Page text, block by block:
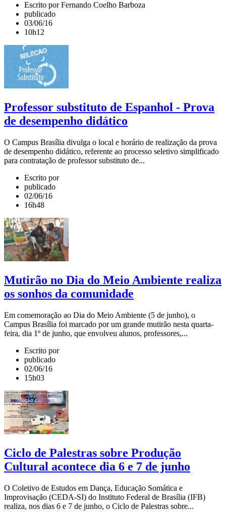
Escrito por Fernando Coelho Barboza
publicado
03/06/16
10h12
Professor substituto de Espanhol - Prova
de desempenho didático
O Campus Brasília divulga o local e horário de realização da prova
de desempenho didático, referente ao processo seletivo simplificado
para contratação de professor substituto de...
Escrito por
publicado
02/06/16
16h48
Mutirão no Dia do Meio Ambiente realiza
os sonhos da comunidade
Em comemoração ao Dia do Meio Ambiente (5 de junho), o
Campus Brasília foi marcado por um grande mutirão nesta quarta-
feira, dia 1º de junho, que envolveu alunos, professores,...
Escrito por
publicado
02/06/16
15h03
Ciclo de Palestras sobre Produção
Cultural acontece dia 6 e 7 de junho
O Coletivo de Estudos em Dança, Educação Somática e
Improvisação (CEDA-SI) do Instituto Federal de Brasília (IFB)
realiza, nos dias 6 e 7 de junho, o Ciclo de Palestras sobre...